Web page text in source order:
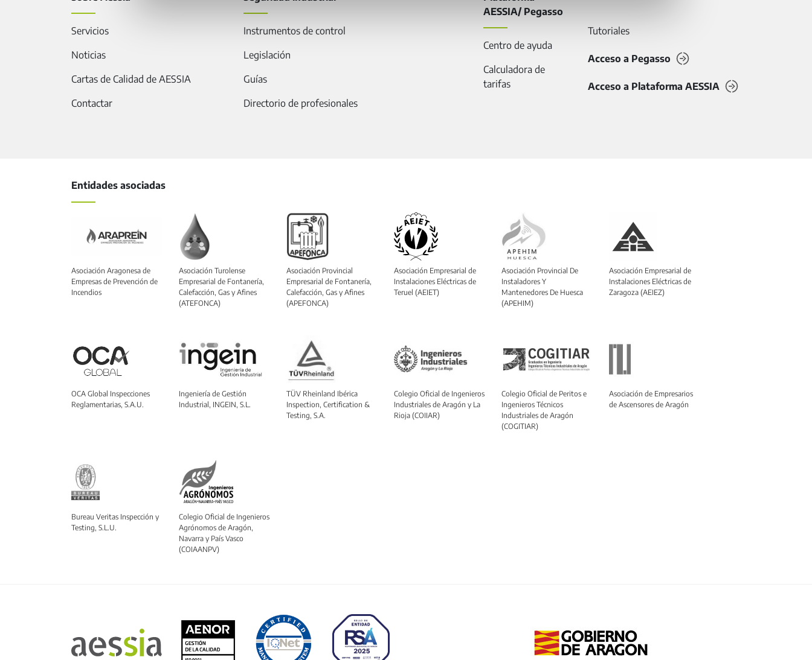
Servicios
Noticias
Cartas de Calidad de AESSIA
Contactar
Instrumentos de control
Legislación
Guías
Directorio de profesionales
AESSIA/ Pegasso
Centro de ayuda
Calculadora de
tarifas
Tutoriales
Acceso a Pegasso
Acceso a Plataforma AESSIA
Entidades asociadas
Asociación Aragonesa de
Empresas de Prevención de
Incendios
Asociación Turolense
Empresarial de Fontanería,
Calefacción, Gas y Afines
(ATEFONCA)
Asociación Provincial
Empresarial de Fontanería,
Calefacción, Gas y Afines
(APEFONCA)
Asociación Empresarial de
Instalaciones Eléctricas de
Teruel (AEIET)
Asociación Provincial De
Instaladores Y
Mantenedores De Huesca
(APEHIM)
Asociación Empresarial de
Instalaciones Eléctricas de
Zaragoza (AEIEZ)
OCA Global Inspecciones
Reglamentarias, S.A.U.
Ingeniería de Gestión
Industrial, INGEIN, S.L.
TÜV Rheinland Ibérica
Inspection, Certification &
Testing, S.A.
Colegio Oficial de Ingenieros
Industriales de Aragón y La
Rioja (COIIAR)
Colegio Oficial de Peritos e
Ingenieros Técnicos
Industriales de Aragón
(COGITIAR)
Asociación de Empresarios
de Ascensores de Aragón
Bureau Veritas Inspección y
Testing, S.L.U.
Colegio Oficial de Ingenieros
Agrónomos de Aragón,
Navarra y País Vasco
(COIAANPV)